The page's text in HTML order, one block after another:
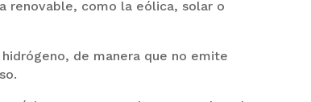
renovable, como la eólica, solar o
de manera que no emite